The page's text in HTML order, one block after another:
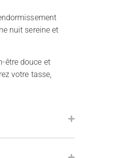
nuit sereine et
être douce et
votre tasse,